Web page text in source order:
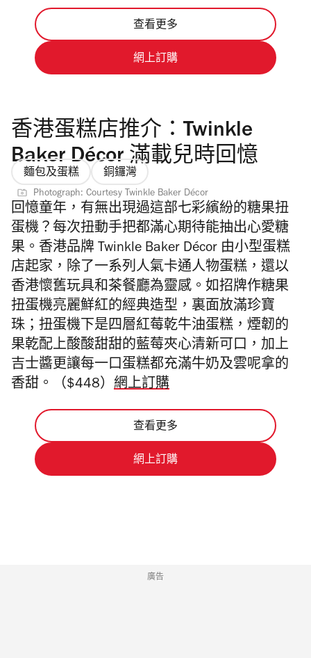
查看更多
網上訂購
香港蛋糕店推介：Twinkle
Baker Décor 滿載兒時回憶
麵包及蛋糕 銅鑼灣
Photograph: Courtesy Twinkle Baker Décor
回憶童年，有無出現過這部七彩繽紛的糖果扭
蛋機？每次扭動手把都滿心期待能抽出心愛糖
果。香港品牌 Twinkle Baker Décor 由小型蛋糕
店起家，除了一系列人氣卡通人物蛋糕，還以
香港懷舊玩具和茶餐廳為靈感。如招牌作糖果
扭蛋機亮麗鮮紅的經典造型，裏面放滿珍寶
珠； 扭蛋機下是四層紅莓乾牛油蛋糕，煙韌的
果乾配上酸酸甜甜的藍莓夾心清新可口， 加上
吉士醬更讓每一口蛋糕都充滿牛奶及雲呢拿的
香甜。（$448） 網上訂購
查看更多
網上訂購
廣告